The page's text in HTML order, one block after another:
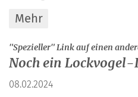
Mehr
"Spezieller" Link auf einen
Noch ein
08.02.2024